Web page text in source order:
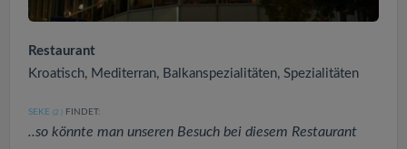
Restaurant
Kroatisch, Mediterran, Balkanspezialitäten, Spezialitäten
SEKE (2 ) FINDET:
..so könnte man unseren Besuch bei diesem Restaurant